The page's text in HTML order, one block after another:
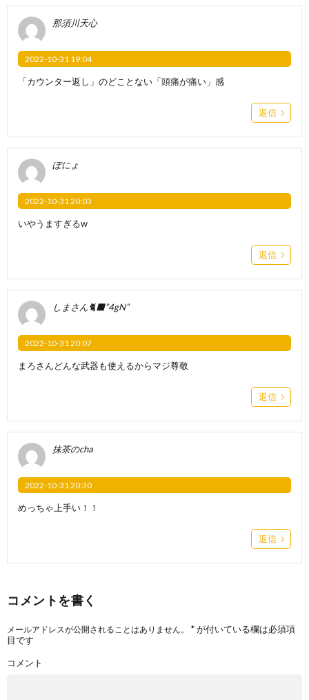
那須川天心
2022-10-31 19:04
「カウンター返し」のどことない「頭痛が痛い」感
返信
ぽにょ
2022-10-31 20:03
いやうますぎるw
返信
しまさん🐈‍⬛”4gN”
2022-10-31 20:07
まろさんどんな武器も使えるからマジ尊敬
返信
抹茶のcha
2022-10-31 20:30
めっちゃ上手い！！
返信
コメントを書く
メールアドレスが公開されることはありません。 *が付いている欄は必須項
目です
コメント